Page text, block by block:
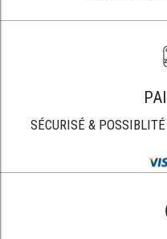
SÉCURISÉ &